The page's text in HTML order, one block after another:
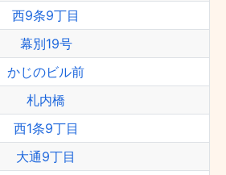
西9条9丁目
幕別19号
かじのビル前
札内橋
西1条9丁目
大通9丁目